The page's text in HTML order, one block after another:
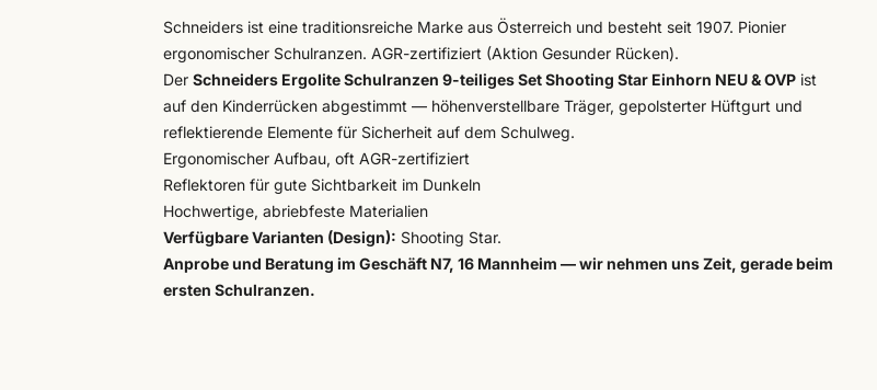
Schneiders ist eine traditionsreiche Marke aus Österreich und besteht seit 1907. Pionier
ergonomischer Schulranzen. AGR-zertifiziert (Aktion Gesunder Rücken).
Der Schneiders Ergolite Schulranzen 9-teiliges Set Shooting Star Einhorn NEU & OVP ist
auf den Kinderrücken abgestimmt — höhenverstellbare Träger, gepolsterter Hüftgurt und
reflektierende Elemente für Sicherheit auf dem Schulweg.
Ergonomischer Aufbau, oft AGR-zertifiziert
Reflektoren für gute Sichtbarkeit im Dunkeln
Hochwertige, abriebfeste Materialien
Verfügbare Varianten (Design): Shooting Star.
Anprobe und Beratung im Geschäft N7, 16 Mannheim — wir nehmen uns Zeit, gerade beim
ersten Schulranzen.